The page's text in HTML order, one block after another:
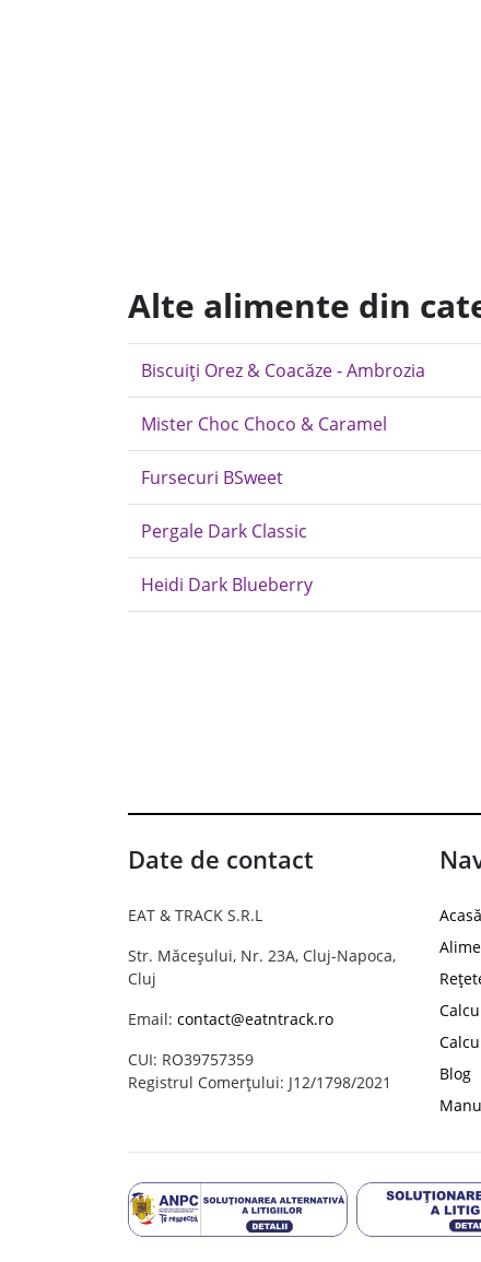
Alte alimente din
Biscuiți Orez & Coacăze - Ambrozia
Mister Choc Choco & Caramel
Fursecuri BSweet
Pergale Dark Classic
Heidi Dark Blueberry
Date de contact
EAT & TRACK S.R.L
Str. Măceșului, Nr. 23A, Cluj-Napoca,
Cluj
Email: contact@eatntrack.ro
CUI: RO39757359
Registrul Comerțului: J12/1798/2021
Acasă
Blog